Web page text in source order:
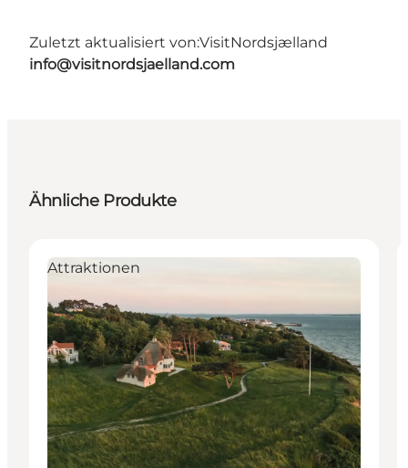
Zuletzt aktualisiert von:VisitNordsjælland
info@visitnordsjaelland.com
Ähnliche Produkte
Attraktionen